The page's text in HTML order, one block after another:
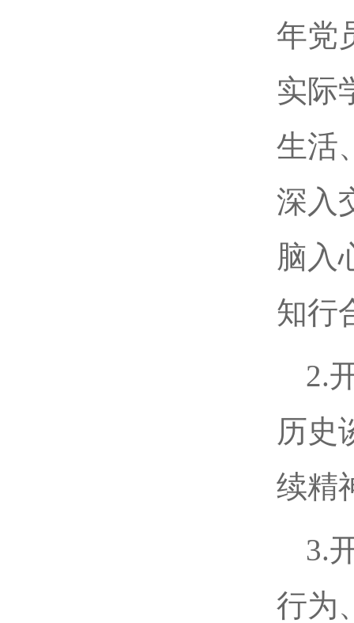
年党
实际
生活
深入
脑入
知行
2.
历史
续精
3.
行为